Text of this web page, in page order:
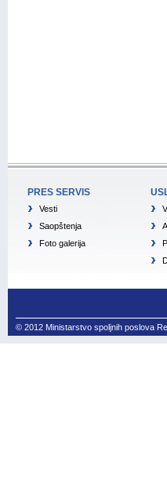
PRES SERVIS
Vesti
Saopštenja
Foto galerija
© 2012 Ministarstvo spoljnih poslova